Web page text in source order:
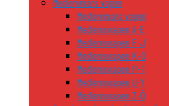
Medlemmars vapen
Medlemsvapen A-E
Medlemsvapen F-J
Medlemsvapen K-O
Medlemsvapen P-T
Medlemsvapen U-Y
Medlemsvapen Z-Ö